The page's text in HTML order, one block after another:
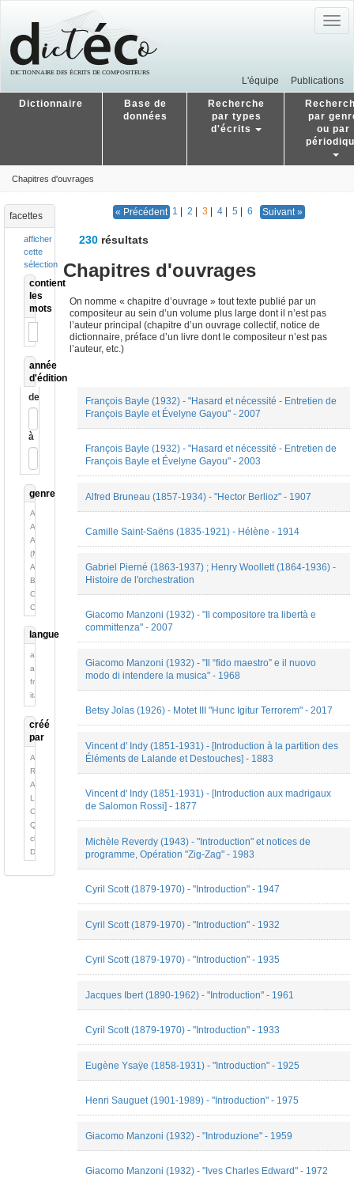
L'équipe Publications
Dictionnaire
Base de
données
Recherche
par types
d'écrits
par
ou par
Chapitres d'ouvrages
facettes
afficher
cette
sélection
contient
les
mots
année
d'édition
de
à
genre
Analyse
Autobiographie
Autobiographie
(Mémoires)
Autre
Biographie
Chronique
Conférence
Musicale
analytique
Entretien
Essai
Fiction
(Poésie)
Histoire
de
la
musique
Hommage
Méthode
Nécrologie
Note
langue
allemand
anglais
français
italien
créé
par
Alexandre
Robert
Alexis
Longefay
Cécile
Quesney
chloé
Deguy
Goës
« Précédent 1 2 3 4 5 6 Suivant »
230résultats
Chapitres d'ouvrages
On nomme « chapitre d’ouvrage » tout texte publié par un
compositeur au sein d’un volume plus large dont il n’est pas
l’auteur principal (chapitre d’un ouvrage collectif, notice de
dictionnaire, préface d’un livre dont le compositeur n’est pas
l’auteur, etc.)
François Bayle (1932) - "Hasard et nécessité - Entretien de
François Bayle et Évelyne Gayou" - 2007
François Bayle (1932) - "Hasard et nécessité - Entretien de
François Bayle et Évelyne Gayou" - 2003
Alfred Bruneau (1857-1934) - "Hector Berlioz" - 1907
Camille Saint-Saëns (1835-1921) - Hélène - 1914
Gabriel Pierné (1863-1937) ; Henry Woollett (1864-1936) -
Histoire de l'orchestration
Giacomo Manzoni (1932) - "Il compositore tra libertà e
committenza" - 2007
Giacomo Manzoni (1932) - "Il “fido maestro” e il nuovo
modo di intendere la musica" - 1968
Betsy Jolas (1926) - Motet III "Hunc Igitur Terrorem" - 2017
Vincent d' Indy (1851-1931) - [Introduction à la partition des
Éléments de Lalande et Destouches] - 1883
Vincent d' Indy (1851-1931) - [Introduction aux madrigaux
de Salomon Rossi] - 1877
Michèle Reverdy (1943) - "Introduction" et notices de
programme, Opération "Zig-Zag" - 1983
Cyril Scott (1879-1970) - "Introduction" - 1947
Cyril Scott (1879-1970) - "Introduction" - 1932
Cyril Scott (1879-1970) - "Introduction" - 1935
Jacques Ibert (1890-1962) - "Introduction" - 1961
Cyril Scott (1879-1970) - "Introduction" - 1933
Eugène Ysaÿe (1858-1931) - "Introduction" - 1925
Henri Sauguet (1901-1989) - "Introduction" - 1975
Giacomo Manzoni (1932) - "Introduzione" - 1959
Giacomo Manzoni (1932) - "Ives Charles Edward" - 1972